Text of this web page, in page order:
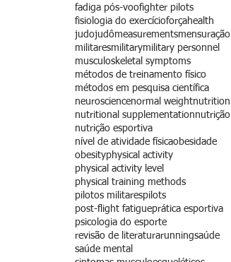
fadiga pós-voofighter pilots
fisiologia do exercícioforçahealth
judojudômeasurementsmensuração
militaresmilitarymilitary personnel
musculoskeletal symptoms
métodos de treinamento físico
métodos em pesquisa científica
neurosciencenormal weightnutrition
nutritional supplementationnutrição
nutrição esportiva
nível de atividade físicaobesidade
obesityphysical activity
physical activity level
physical training methods
pilotos militarespilots
post-flight fatigueprática esportiva
psicologia do esporte
revisão de literaturarunningsaúde
saúde mental